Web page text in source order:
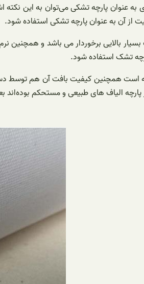
به عنوان پارچه تشکی می‌توان به این
از آن به عنوان پارچه تشکی استفاده شود.
بسیار بالایی برخوردار می باشد و
تشک استفاده شود.
است همچنین کیفیت بافت آن هم توسط
پارچه الیاف های طبیعی و مستحکم